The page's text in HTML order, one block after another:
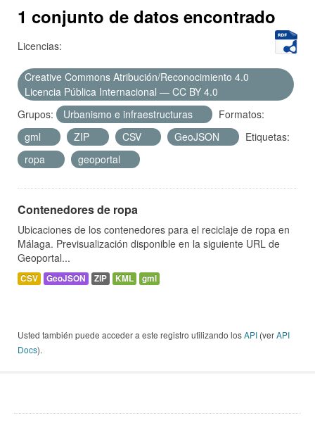
Acerca de
1 conjunto de datos encontrado
Licencias:
Creative Commons Atribución/Reconocimiento 4.0
Licencia Pública Internacional — CC BY 4.0
Grupos:
Urbanismo e infraestructuras
Formatos:
gml
ZIP CSV GeoJSON
Etiquetas:
ropa
geoportal
Contenedores de ropa
Ubicaciones de los contenedores para el reciclaje de ropa en
Málaga. Previsualización disponible en la siguiente URL de
Geoportal...
CSV GeoJSON ZIP KML gml
Usted también puede acceder a este registro utilizando losAPI (verAPI
Docs).